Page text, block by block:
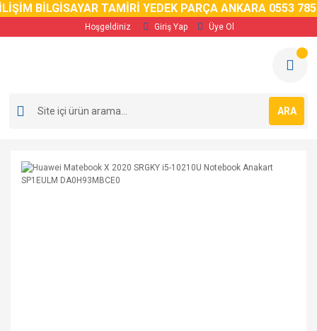
BİLGİSAYAR TAMİRİ YEDEK PARÇA ANKARA 0553 785
Hoşgeldiniz Giriş Yap Üye Ol
ARA